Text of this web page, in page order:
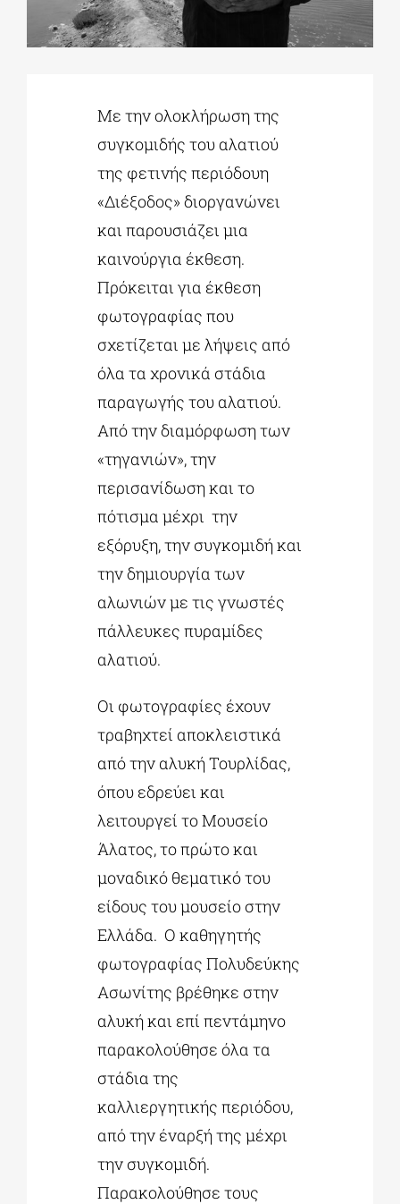
ΕΚΠΑΙΔΕΥΤΙΚΑ ΙΔΡΥΜΑΤΑ
ΠΟΛΙΤΙΣΤΙΚΟΙ ΦΟΡΕΙΣ
Με την ολοκλήρωση της
συγκομιδής του αλατιού
της φετινής περιόδουη
«Διέξοδος» διοργανώνει
και παρουσιάζει μια
καινούργια έκθεση.
Πρόκειται για έκθεση
φωτογραφίας που
σχετίζεται με λήψεις από
όλα τα χρονικά στάδια
παραγωγής του αλατιού.
Από την διαμόρφωση των
«τηγανιών», την
περισανίδωση και το
πότισμα μέχρι την
εξόρυξη, την συγκομιδή και
την δημιουργία των
αλωνιών με τις γνωστές
πάλλευκες πυραμίδες
αλατιού.
Οι φωτογραφίες έχουν
τραβηχτεί αποκλειστικά
από την αλυκή Τουρλίδας,
όπου εδρεύει και
λειτουργεί το Μουσείο
Άλατος, το πρώτο και
μοναδικό θεματικό του
είδους του μουσείο στην
Ελλάδα. Ο καθηγητής
φωτογραφίας Πολυδεύκης
Ασωνίτης βρέθηκε στην
αλυκή και επί πεντάμηνο
παρακολούθησε όλα τα
στάδια της
καλλιεργητικής περιόδου,
από την έναρξή της μέχρι
την συγκομιδή.
Παρακολούθησε τους